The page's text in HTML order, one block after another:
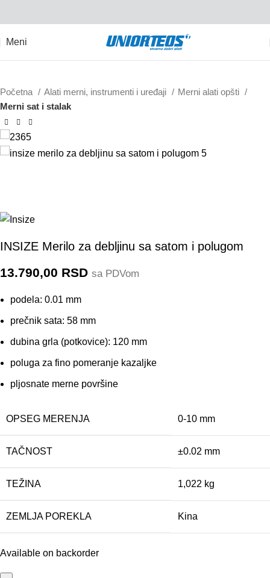
Meni
Početna Alati merni, instrumenti i uređaji
Merni alati opšti
Merni sat i stalak
INSIZE Merilo za debljinu sa satom i polugom
13.790,00 RSD sa PDVom
podela: 0.01 mm
prečnik sata: 58 mm
dubina grla (potkovice): 120 mm
poluga za fino pomeranje kazaljke
pljosnate merne površine
OPSEG MERENJA 0-10 mm
TAČNOST ±0.02 mm
TEŽINA 1,022 kg
ZEMLJA POREKLA Kina
Available on backorder